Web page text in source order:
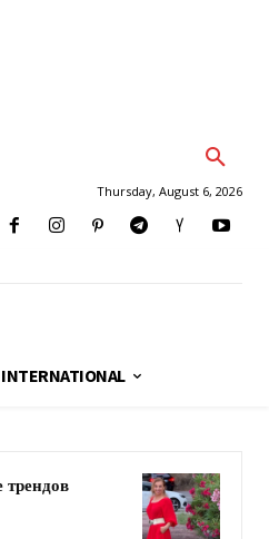
Thursday, August 6, 2026
INTERNATIONAL